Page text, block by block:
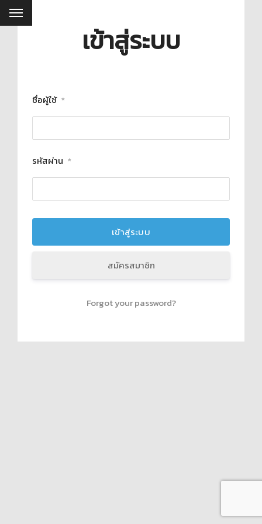
เข้าสู่ระบบ
ชื่อผู้ใช้ *
รหัสผ่าน *
สมัครสมาชิก
Forgot your password?